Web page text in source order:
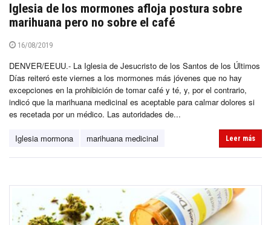
Iglesia de los mormones afloja postura sobre
marihuana pero no sobre el café
16/08/2019
DENVER/EEUU.- La Iglesia de Jesucristo de los Santos de los Últimos
Días reiteró este viernes a los mormones más jóvenes que no hay
excepciones en la prohibición de tomar café y té, y, por el contrario,
indicó que la marihuana medicinal es aceptable para calmar dolores si
es recetada por un médico. Las autoridades de...
Iglesia mormona marihuana medicinal Leer más